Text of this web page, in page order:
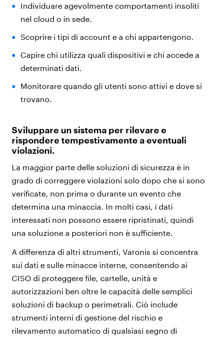
Individuare agevolmente comportamenti insoliti
nel cloud o in sede.
Scoprire i tipi di account e a chi appartengono.
Capire chi utilizza quali dispositivi e chi accede a
determinati dati.
Monitorare quando gli utenti sono attivi e dove si
trovano.
Sviluppare un sistema per rilevare e
rispondere tempestivamente a eventuali
violazioni.
La maggior parte delle soluzioni di sicurezza è in
grado di correggere violazioni solo dopo che si sono
verificate, non prima o durante un evento che
determina una minaccia. In molti casi, i dati
interessati non possono essere ripristinati, quindi
una soluzione a posteriori non è sufficiente.
A differenza di altri strumenti, Varonis si concentra
sui dati e sulle minacce interne, consentendo ai
CISO di proteggere file, cartelle, unità e
autorizzazioni ben oltre le capacità delle semplici
soluzioni di backup o perimetrali. Ciò include
strumenti interni di gestione del rischio e
rilevamento automatico di qualsiasi segno di